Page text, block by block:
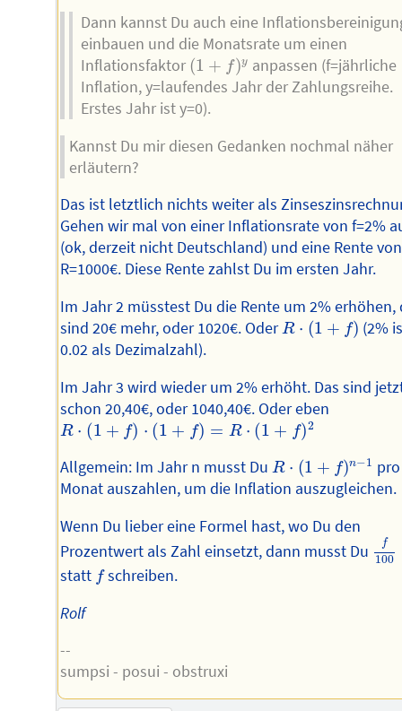
Dann kannst Du auch eine
einbauen und die Monatsrate um einen
Inflationsfaktor (1 + f)y
(1 f
anpassen (f=jährliche
Inflation, y=laufendes Jahr der Zahlungsreihe.
Erstes Jahr ist y=0).
Kannst Du mir diesen Gedanken nochmal näher
erläutern?
Das ist letztlich nichts weiter als
Gehen wir mal von einer Inflationsrate von f=2%
(ok, derzeit nicht Deutschland) und eine Rente von
R=1000€. Diese Rente zahlst Du im ersten Jahr.
Im Jahr 2 müsstest Du die Rente um 2% erhöhen,
sind 20€ mehr, oder 1020€. OderR ⋅ (1 + f)
R⋅ 1+f
(2%
0.02 als Dezimalzahl).
Im Jahr 3 wird wieder um 2% erhöht. Das sind
schon 20,40€, oder 1040,40€. Oder eben
R ⋅ (1 + f) ⋅ (1 + f) = R ⋅ (1 + f)2
R⋅(1+f )⋅(1+f )=R⋅(1+f)2
Allgemein: Im Jahr n musst DuR ⋅ (1 + f)n−1
R⋅ 1+f n 1
pro
Monat auszahlen, um die Inflation auszugleichen.
Wenn Du lieber eine Formel hast, wo Du den
Prozentwert als Zahl einsetzt, dann musst Du
f
100
100
statt f
fschreiben.
Rolf
--
sumpsi - posui - obstruxi